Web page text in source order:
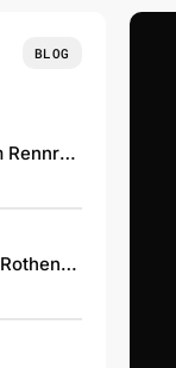
BLOG
RuhrtalRadweg mit dem Rennrad: 240km Überraschung pur!
Altmühltalradweg: Von Rothenburg bis Kelheim – Highlights & Tipps